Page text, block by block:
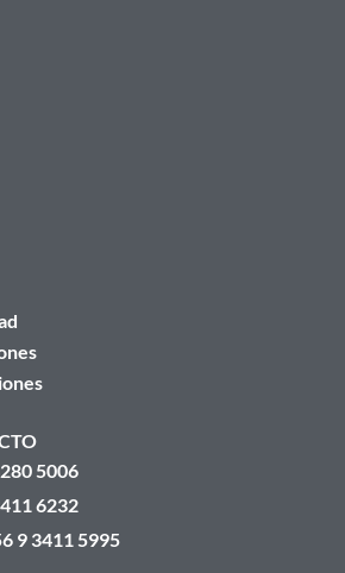
5006
6232
9 3411 5995